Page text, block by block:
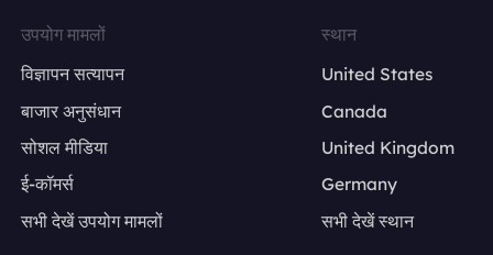
उपयोग मामलों
विज्ञापन सत्यापन
बाजार अनुसंधान
सोशल मीडिया
ई-कॉमर्स
सभी देखें उपयोग मामलों
स्थान
United States
Canada
United Kingdom
Germany
सभी देखें स्थान